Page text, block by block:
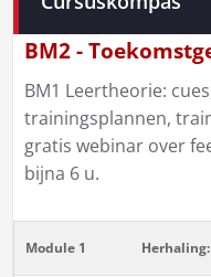
navigatie
BM2 -
BM1 Leertheorie:
trainingsplannen,
gratis webinar over
bijna 6 u.
Module 1